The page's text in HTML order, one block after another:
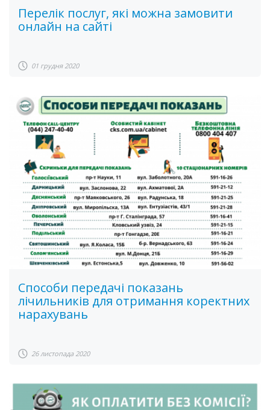
Перелік послуг, які можна замовити
онлайн на сайті
01 грудня 2020
Способи передачі показань
лічильників для отримання коректних
нарахувань
26 листопада 2020